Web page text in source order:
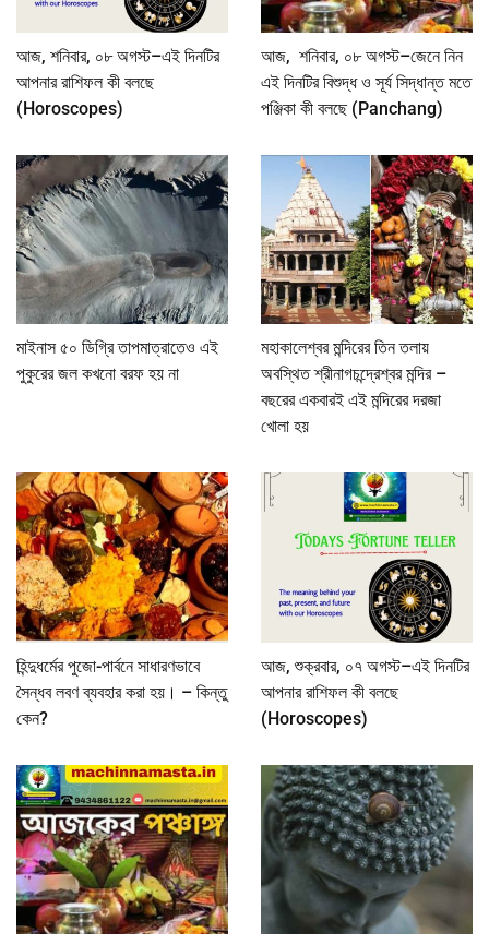
আজ, শনিবার, ০৮ অগস্ট–এই দিনটির
আপনার রাশিফল কী বলছে
(Horoscopes)
আজ, শনিবার, ০৮ অগস্ট–জেনে নিন
এই দিনটির বিশুদ্ধ ও সূর্য সিদ্ধান্ত মতে
পঞ্জিকা কী বলছে (Panchang)
মাইনাস ৫০ ডিগ্রি তাপমাত্রাতেও এই
পুকুরের জল কখনো বরফ হয় না
মহাকালেশ্বর মন্দিরের তিন তলায়
অবস্থিত শ্রীনাগচন্দ্রেশ্বর মন্দির –
বছরের একবারই এই মন্দিরের দরজা
খোলা হয়
হিন্দুধর্মের পুজো-পার্বনে সাধারণভাবে
সৈন্ধব লবণ ব্যবহার করা হয়। – কিন্তু
কেন?
আজ, শুক্রবার, ০৭ অগস্ট–এই দিনটির
আপনার রাশিফল কী বলছে
(Horoscopes)